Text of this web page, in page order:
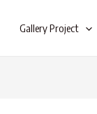
Gallery Project